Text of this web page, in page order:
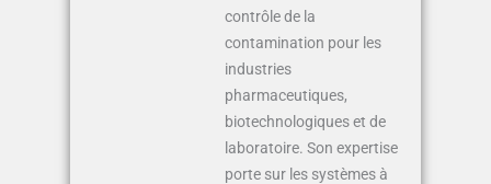
contrôle de la
contamination pour les
industries
pharmaceutiques,
biotechnologiques et de
laboratoire. Son expertise
porte sur les systèmes à